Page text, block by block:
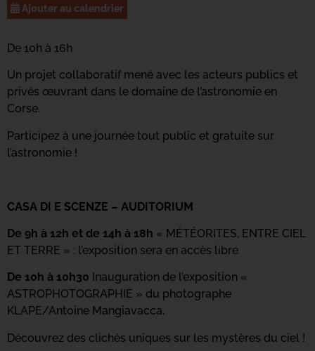
Ajouter au calendrier
De 10h à 16h
Un projet collaboratif mené avec les acteurs publics et
privés œuvrant dans le domaine de l’astronomie en
Corse.
Participez à une journée tout public et gratuite sur
l’astronomie !
CASA DI E SCENZE – AUDITORIUM
De 9h à 12h et de 14h à 18h « MÉTÉORITES, ENTRE CIEL
ET TERRE » : l’exposition sera en accès libre
De 10h à 10h30 Inauguration de l’exposition «
ASTROPHOTOGRAPHIE » du photographe
KLAPE/Antoine Mangiavacca.
Découvrez des clichés uniques sur les mystères du ciel !